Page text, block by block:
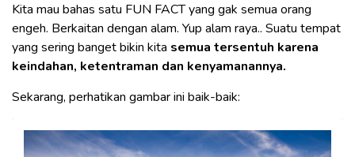
Kita mau bahas satu FUN FACT yang gak semua orang
engeh. Berkaitan dengan alam. Yup alam raya.. Suatu tempat
yang sering banget bikin kita semua tersentuh karena
keindahan, ketentraman dan kenyamanannya.
Sekarang, perhatikan gambar ini baik-baik: